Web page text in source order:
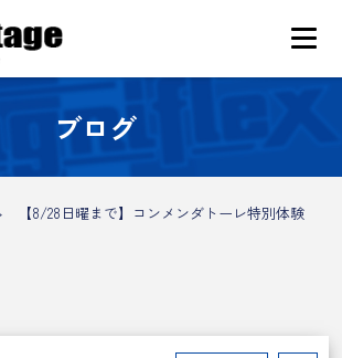
ブログ
【8/28日曜まで】コンメンダトーレ特別体験